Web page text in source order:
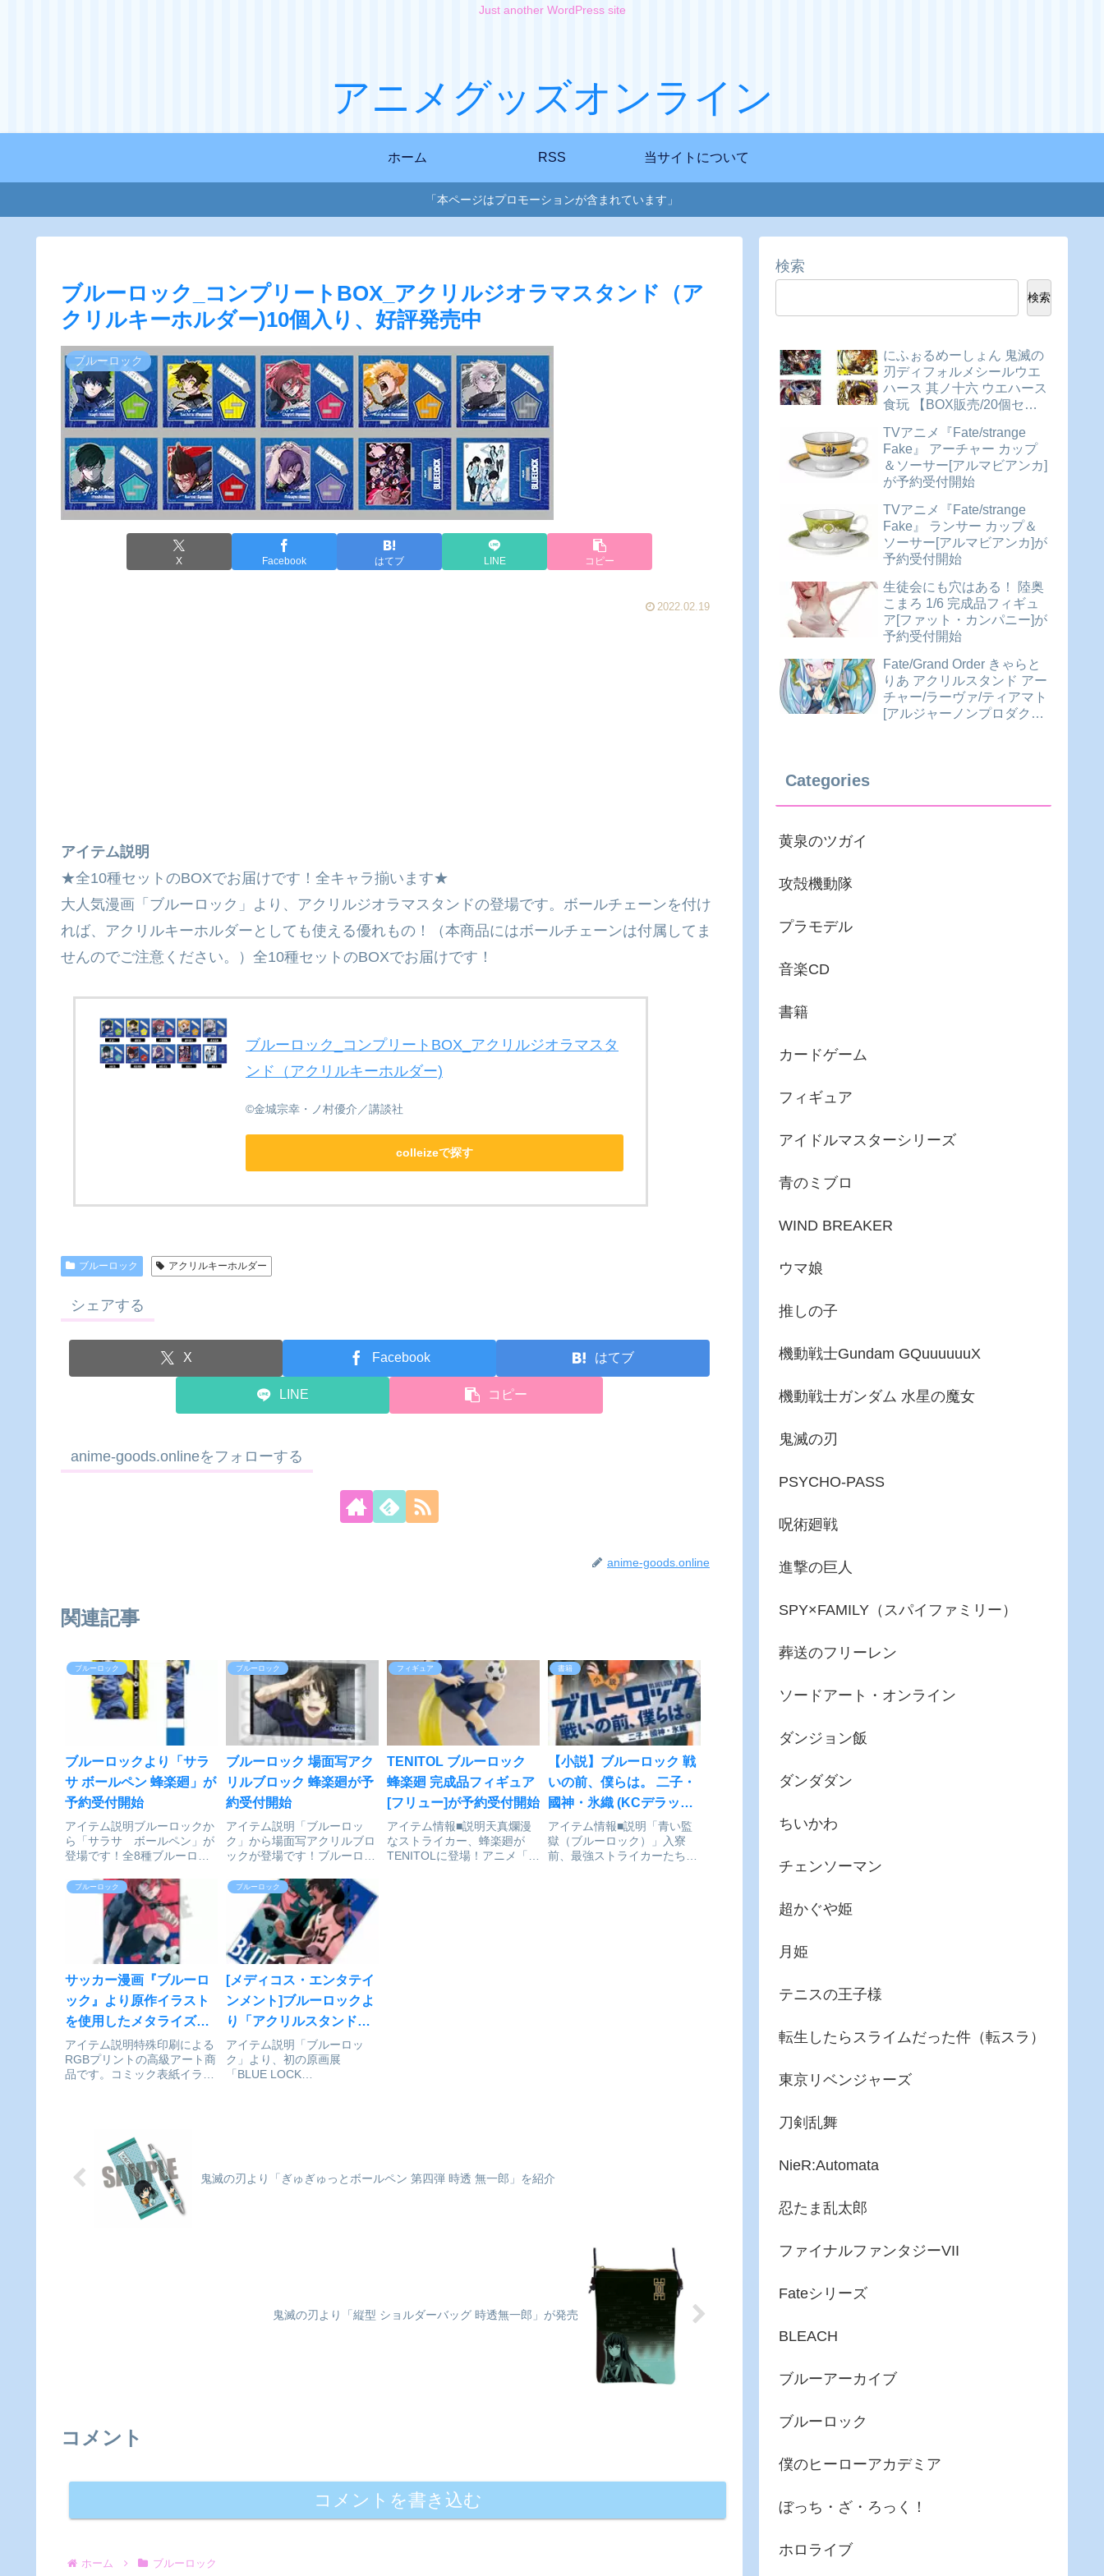
Just another WordPress site
アニメグッズオンライン
ホーム RSS 当サイトについて
「本ページはプロモーションが含まれています」
ブルーロック_コンプリートBOX_アクリルジオラマスタンド（ア
クリルキーホルダー)10個入り、好評発売中
ブルーロック
X Facebook はてブ LINE コピー
2022.02.19
アイテム説明
★全10種セットのBOXでお届けです！全キャラ揃います★
大人気漫画「ブルーロック」より、アクリルジオラマスタンドの登場です。ボールチェーンを付け
れば、アクリルキーホルダーとしても使える優れもの！（本商品にはボールチェーンは付属してま
せんのでご注意ください。）全10種セットのBOXでお届けです！
ブルーロック_コンプリートBOX_アクリルジオラマスタ
ンド（アクリルキーホルダー)
©金城宗幸・ノ村優介／講談社
colleizeで探す
ブルーロック アクリルキーホルダー
シェアする
X Facebook はてブ
LINE コピー
anime-goods.onlineをフォローする
anime-goods.online
関連記事
ブルーロック
ブルーロックより「サラ
サ ボールペン 蜂楽廻」が
予約受付開始
アイテム説明ブルーロックか
ら「サラサ ボールペン」が
登場です！全8種ブルーロッ
楽 廻©金城宗幸・ノ村優介／
講談社colleizeで探す
ブルーロック
ブルーロック 場面写アク
リルブロック 蜂楽廻が予
約受付開始
アイテム説明「ブルーロッ
ク」から場面写アクリルブロ
ックが登場です！ブルーロッ
蜂楽廻©金城宗幸・ノ村優介
／講談社colleizeで探す
フィギュア
TENITOL ブルーロック
蜂楽廻 完成品フィギュア
[フリュー]が予約受付開始
アイテム情報■説明天真爛漫
なストライカー、蜂楽廻が
TENITOLに登場！アニメ「ブ
書籍
【小説】ブルーロック 戦
いの前、僕らは。 二子・
國神・氷織 (KCデラック
ス)が好評発売中
アイテム情報■説明「青い監
獄（ブルーロック）」入寮
前、最強ストライカーたちは
ブルーロック
サッカー漫画『ブルーロ
ック』より原作イラスト
を使用したメタライズア
ートが新発売！「メタラ
イズアート 千切豹馬」が
予約受付開始
アイテム説明特殊印刷による
RGBプリントの高級アート商
品です。コミック表紙イラス
ト 千切豹馬©金城宗幸・ノ村
優介／講談社colleize...
ブルーロック
[メディコス・エンタテイ
ンメント]ブルーロックよ
り「アクリルスタンド
vol.2 ⑥潔&絵心」を紹介
アイテム説明「ブルーロッ
ク」より、初の原画展
「BLUE LOCK
鬼滅の刃より「ぎゅぎゅっとボールペン 第四弾 時透 無一郎」を紹介
鬼滅の刃より「縦型 ショルダーバッグ 時透無一郎」が発売
コメント
コメントを書き込む
ホーム ブルーロック
検索
検索
にふぉるめーしょん 鬼滅の
刃ディフォルメシールウエ
ハース 其ノ十六 ウエハース
食玩 【BOX販売/20個セッ
TVアニメ『Fate/strange
Fake』 アーチャー カップ
＆ソーサー[アルマビアンカ]
が予約受付開始
TVアニメ『Fate/strange
Fake』 ランサー カップ＆
ソーサー[アルマビアンカ]が
予約受付開始
生徒会にも穴はある！ 陸奥
こまろ 1/6 完成品フィギュ
ア[ファット・カンパニー]が
予約受付開始
Fate/Grand Order きゃらと
りあ アクリルスタンド アー
チャー/ラーヴァ/ティアマト
[アルジャーノンプロダクト]
Categories
黄泉のツガイ
攻殻機動隊
プラモデル
音楽CD
書籍
カードゲーム
フィギュア
アイドルマスターシリーズ
青のミブロ
WIND BREAKER
ウマ娘
推しの子
機動戦士Gundam GQuuuuuuX
機動戦士ガンダム 水星の魔女
鬼滅の刃
PSYCHO-PASS
呪術廻戦
進撃の巨人
SPY×FAMILY（スパイファミリー）
葬送のフリーレン
ソードアート・オンライン
ダンジョン飯
ダンダダン
ちいかわ
チェンソーマン
超かぐや姫
月姫
テニスの王子様
転生したらスライムだった件（転スラ）
東京リベンジャーズ
刀剣乱舞
NieR:Automata
忍たま乱太郎
ファイナルファンタジーVII
Fateシリーズ
BLEACH
ブルーアーカイブ
ブルーロック
僕のヒーローアカデミア
ぼっち・ざ・ろっく！
ホロライブ